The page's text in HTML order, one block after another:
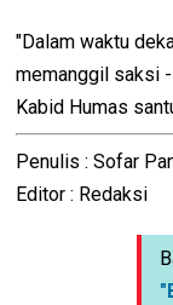
"Dalam waktu
memanggil saksi
Kabid Humas
Penulis : Sofar
Editor : Redaksi